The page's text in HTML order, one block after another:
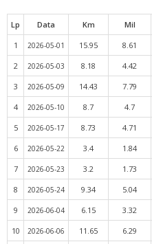
Lp Data Km Mil
1 2026-05-01 15.95 8.61
2
2026-05-03 8.18 4.42
3
2026-05-09 14.43 7.79
4
2026-05-10 8.7 4.7
5
2026-05-17 8.73 4.71
6
2026-05-22 3.4 1.84
7
2026-05-23 3.2 1.73
8
2026-05-24 9.34 5.04
9
2026-06-04 6.15 3.32
10
2026-06-06 11.65 6.29